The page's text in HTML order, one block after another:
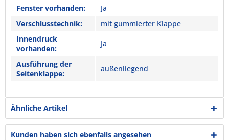
Fenster vorhanden:
Ja
Verschlusstechnik:
mit gummierter Klappe
Innendruck
vorhanden:
Ja
Ausführung der
Seitenklappe:
außenliegend
Ähnliche Artikel
Kunden haben sich ebenfalls angesehen